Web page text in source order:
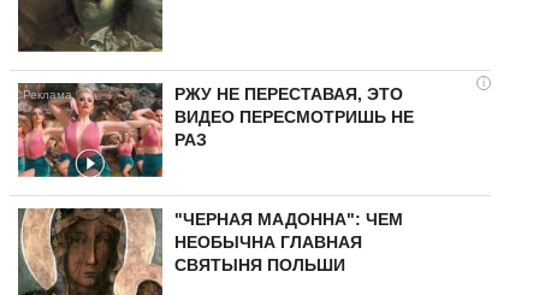
i
РЖУ НЕ ПЕРЕСТАВАЯ, ЭТО
ВИДЕО ПЕРЕСМОТРИШЬ НЕ
РАЗ
"ЧЕРНАЯ МАДОННА": ЧЕМ
НЕОБЫЧНА ГЛАВНАЯ
СВЯТЫНЯ ПОЛЬШИ